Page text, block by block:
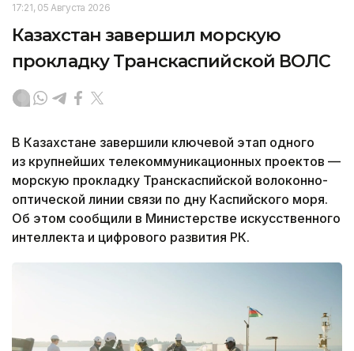
17:21, 05 Августа 2026
Казахстан завершил морскую
прокладку Транскаспийской ВОЛС
В Казахстане завершили ключевой этап одного
из крупнейших телекоммуникационных проектов —
морскую прокладку Транскаспийской волоконно-
оптической линии связи по дну Каспийского моря.
Об этом сообщили в Министерстве искусственного
интеллекта и цифрового развития РК.